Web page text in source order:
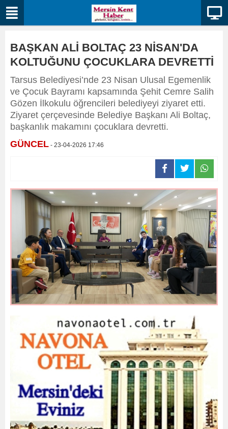
BAŞKAN ALİ BOLTAÇ 23 NİSAN'DA
KOLTUĞUNU ÇOCUKLARA DEVRETTİ
Tarsus Belediyesi’nde 23 Nisan Ulusal Egemenlik
ve Çocuk Bayramı kapsamında Şehit Cemre Salih
Gözen İlkokulu öğrencileri belediyeyi ziyaret etti.
Ziyaret çerçevesinde Belediye Başkanı Ali Boltaç,
başkanlık makamını çocuklara devretti.
GÜNCEL - 23-04-2026 17:46